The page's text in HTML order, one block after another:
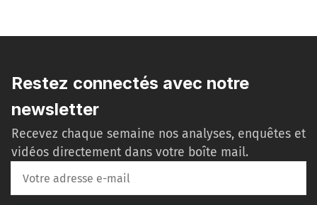
Restez connectés avec notre
newsletter
Recevez chaque semaine nos analyses, enquêtes et
vidéos directement dans votre boîte mail.